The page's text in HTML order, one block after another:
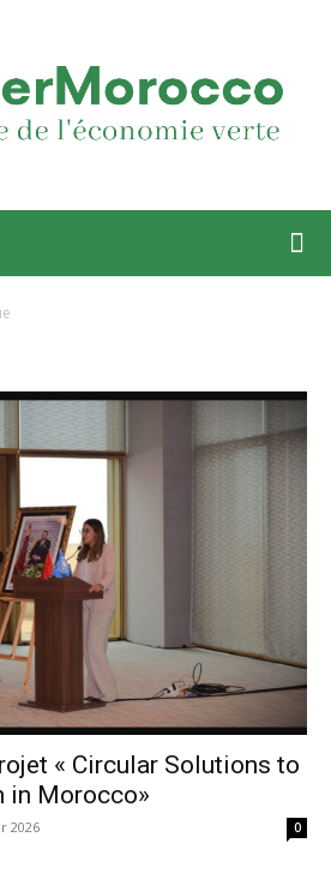
« Circular Solutions to
in Morocco»
2026 0